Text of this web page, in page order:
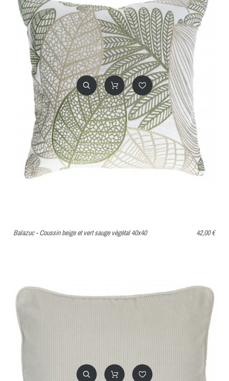
Balazuc - Coussin beige et vert sauge végétal 40x40 42,00 €